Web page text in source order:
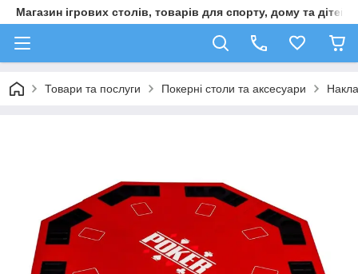
Магазин ігрових столів, товарів для спорту, дому та дітей
Товари та послуги Покерні столи та аксесуари